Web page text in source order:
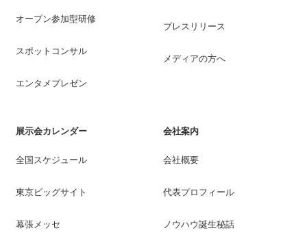
オープン参加型研修
スポットコンサル
エンタメプレゼン
プレスリリース
メディアの方へ
展示会カレンダー
全国スケジュール
東京ビッグサイト
幕張メッセ
会社案内
会社概要
代表プロフィール
ノウハウ誕生秘話